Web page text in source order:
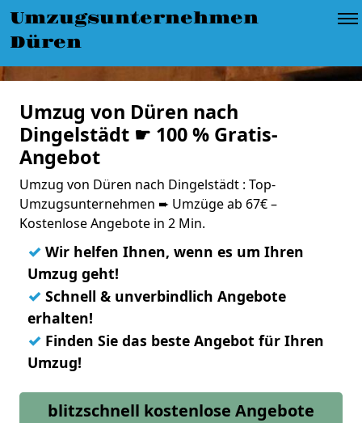
Umzugsunternehmen
Düren
Umzug von Düren nach
Dingelstädt ☛ 100 % Gratis-
Angebot
Umzug von Düren nach Dingelstädt : Top-
Umzugsunternehmen ➨ Umzüge ab 67€ –
Kostenlose Angebote in 2 Min.
✓ Wir helfen Ihnen, wenn es um Ihren
Umzug geht!
✓ Schnell & unverbindlich Angebote
erhalten!
✓ Finden Sie das beste Angebot für Ihren
Umzug!
blitzschnell kostenlose Angebote